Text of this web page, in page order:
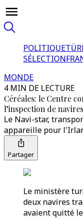
POLITIQUE
SÉLECTION
MONDE
4 MIN DE LECTURE
Céréales: le Centre
l’inspection de navires
Le Navi-star,
appareille pour
Partager
Le ministère
deux navires
avaient quitté